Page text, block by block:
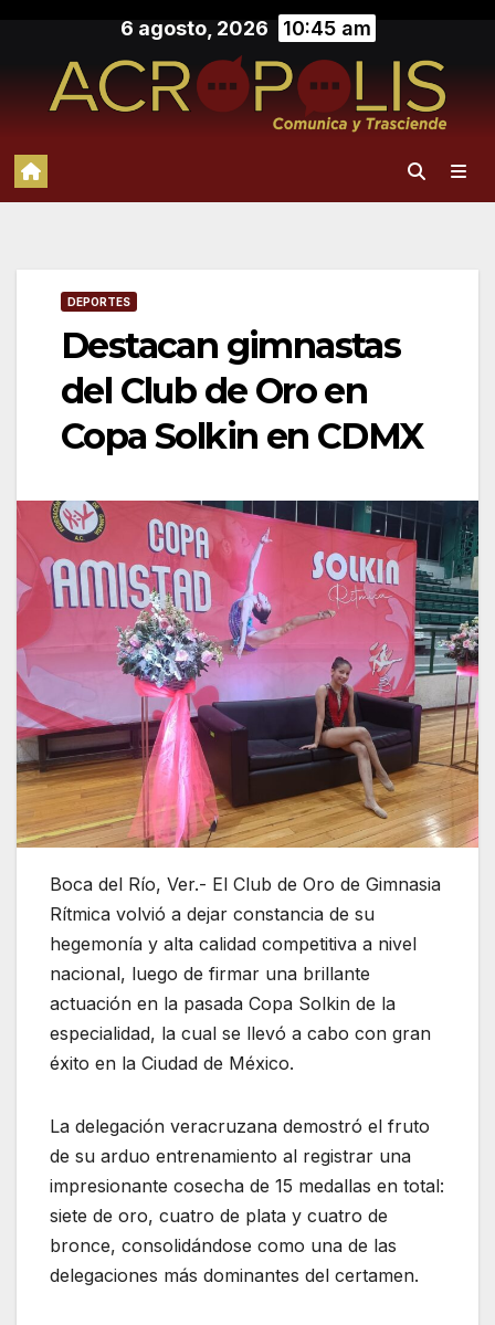
contenido
6 agosto, 2026 10:45 am
DEPORTES
Destacan gimnastas
del Club de Oro en
Copa Solkin en CDMX
Boca del Río, Ver.- El Club de Oro de Gimnasia
Rítmica volvió a dejar constancia de su
hegemonía y alta calidad competitiva a nivel
nacional, luego de firmar una brillante
actuación en la pasada Copa Solkin de la
especialidad, la cual se llevó a cabo con gran
éxito en la Ciudad de México.
La delegación veracruzana demostró el fruto
de su arduo entrenamiento al registrar una
impresionante cosecha de 15 medallas en total:
siete de oro, cuatro de plata y cuatro de
bronce, consolidándose como una de las
delegaciones más dominantes del certamen.